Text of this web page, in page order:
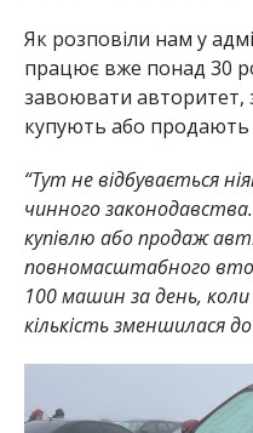
Як розповіли нам у
працює вже понад 30
завоювати авторитет,
купують або продають
“Тут не відбувається
чинного
купівлю або продаж
повномасштабного
100 машин за день,
кількість зменшилася